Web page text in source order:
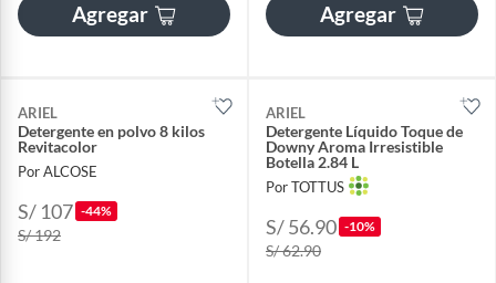
Agregar Agregar
ARIEL
Detergente en polvo 8 kilos
Revitacolor
Por ALCOSE
S/ 107 -44%
S/ 192
ARIEL
Detergente Líquido Toque de
Downy Aroma Irresistible
Botella 2.84 L
Por TOTTUS
S/ 56.90 -10%
S/ 62.90